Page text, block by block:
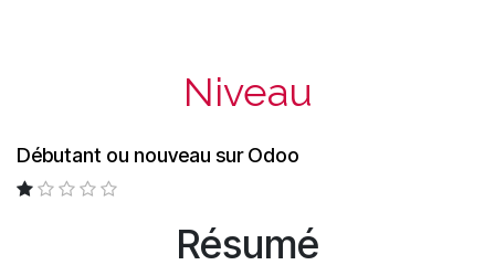
Niveau
Débutant ou nouveau sur Odoo
Résumé